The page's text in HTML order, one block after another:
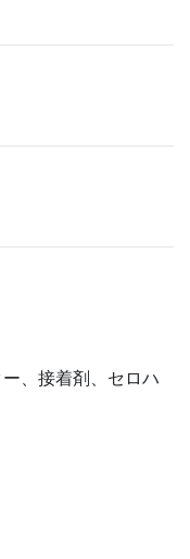
、接着剤、セロハ